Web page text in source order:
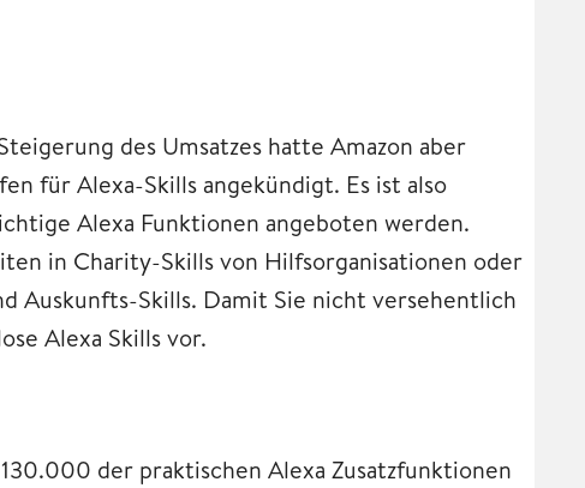
des Umsatzes hatte Amazon aber
für Alexa-Skills angekündigt. Es ist also
Alexa Funktionen angeboten werden.
in Charity-Skills von Hilfsorganisationen oder
Auskunfts-Skills. Damit Sie nicht versehentlich
Alexa Skills vor.
der praktischen Alexa Zusatzfunktionen